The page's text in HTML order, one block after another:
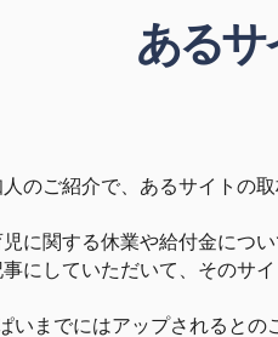
あるサ
のご紹介で、あるサイトの取
に関する休業や給付金につ
にしていただいて、そのサ
いまでにはアップされるとの